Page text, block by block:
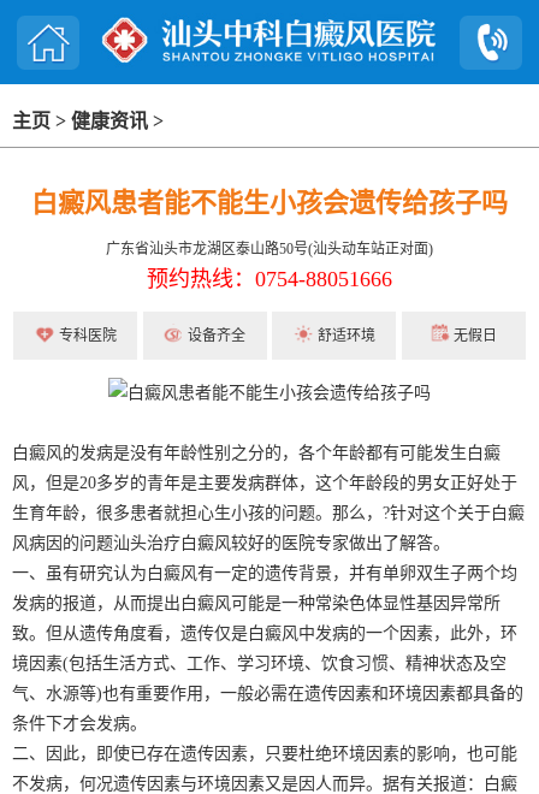
主页 > 健康资讯 >
白癜风患者能不能生小孩会遗传给孩子吗
广东省汕头市龙湖区泰山路50号(汕头动车站正对面)
预约热线：0754-88051666
专科医院 设备齐全 舒适环境 无假日
白癜风的发病是没有年龄性别之分的，各个年龄都有可能发生白癜
风，但是20多岁的青年是主要发病群体，这个年龄段的男女正好处于
生育年龄，很多患者就担心生小孩的问题。那么，?针对这个关于白癜
风病因的问题汕头治疗白癜风较好的医院专家做出了解答。
一、虽有研究认为白癜风有一定的遗传背景，并有单卵双生子两个均
发病的报道，从而提出白癜风可能是一种常染色体显性基因异常所
致。但从遗传角度看，遗传仅是白癜风中发病的一个因素，此外，环
境因素(包括生活方式、工作、学习环境、饮食习惯、精神状态及空
气、水源等)也有重要作用，一般必需在遗传因素和环境因素都具备的
条件下才会发病。
二、因此，即使已存在遗传因素，只要杜绝环境因素的影响，也可能
不发病，何况遗传因素与环境因素又是因人而异。据有关报道：白癜